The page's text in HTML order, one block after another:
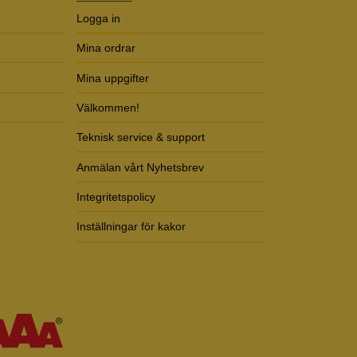
Logga in
Mina ordrar
Mina uppgifter
Välkommen!
Teknisk service & support
Anmälan vårt Nyhetsbrev
Integritetspolicy
Inställningar för kakor